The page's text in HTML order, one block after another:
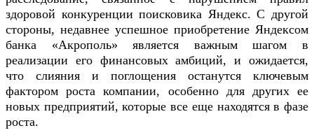
здоровой конкуренции поисковика Яндекс. С другой
стороны, недавнее успешное приобретение Яндексом
банка «Акрополь» является важным шагом в
реализации его финансовых амбиций, и ожидается,
что слияния и поглощения останутся ключевым
фактором роста компании, особенно для других ее
новых предприятий, которые все еще находятся в фазе
роста.